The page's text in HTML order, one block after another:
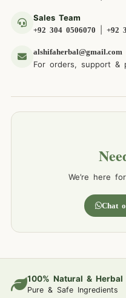
Sales Team
+92 304 0506070 +92
alshifaherbal@gmail.com
For orders, support &
We’re here
Chat
100% Natural & Herbal
Pure & Safe Ingredients